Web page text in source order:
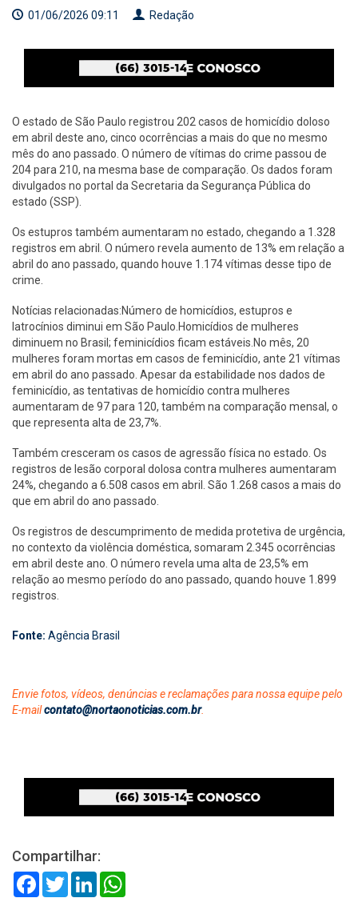
01/06/2026 09:11 Redação
O estado de São Paulo registrou 202 casos de homicídio doloso
em abril deste ano, cinco ocorrências a mais do que no mesmo
mês do ano passado. O número de vítimas do crime passou de
204 para 210, na mesma base de comparação. Os dados foram
divulgados no portal da Secretaria da Segurança Pública do
estado (SSP).
Os estupros também aumentaram no estado, chegando a 1.328
registros em abril. O número revela aumento de 13% em relação a
abril do ano passado, quando houve 1.174 vítimas desse tipo de
crime.
Notícias relacionadas:Número de homicídios, estupros e
latrocínios diminui em São Paulo.Homicídios de mulheres
diminuem no Brasil; feminicídios ficam estáveis.No mês, 20
mulheres foram mortas em casos de feminicídio, ante 21 vítimas
em abril do ano passado. Apesar da estabilidade nos dados de
feminicídio, as tentativas de homicídio contra mulheres
aumentaram de 97 para 120, também na comparação mensal, o
que representa alta de 23,7%.
Também cresceram os casos de agressão física no estado. Os
registros de lesão corporal dolosa contra mulheres aumentaram
24%, chegando a 6.508 casos em abril. São 1.268 casos a mais do
que em abril do ano passado.
Os registros de descumprimento de medida protetiva de urgência,
no contexto da violência doméstica, somaram 2.345 ocorrências
em abril deste ano. O número revela uma alta de 23,5% em
relação ao mesmo período do ano passado, quando houve 1.899
registros.
Fonte: Agência Brasil
Envie fotos, vídeos, denúncias e reclamações para nossa equipe pelo
E-mailcontato@nortaonoticias.com.br.
Compartilhar:
FacebookTwitterLinkedIn